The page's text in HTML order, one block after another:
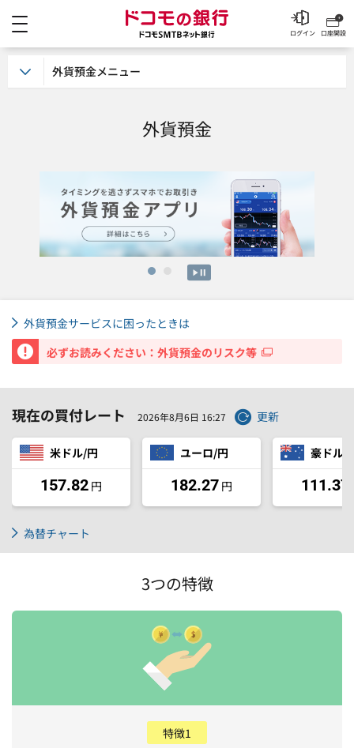
ドコモの銀行 ドコモ
口座開設
ログイン
外貨預金
1
外貨預金サービスに困ったときは
重要
必ずお読みください：外貨預金のリスク等
現在の買付レート 2026年8月6日 16:27 更新
米ドル/円
157.82 円
ユーロ/円
182.27 円
豪ドル/
111.37
為替チャート
3つの特徴
特徴1
外貨預金メニュー